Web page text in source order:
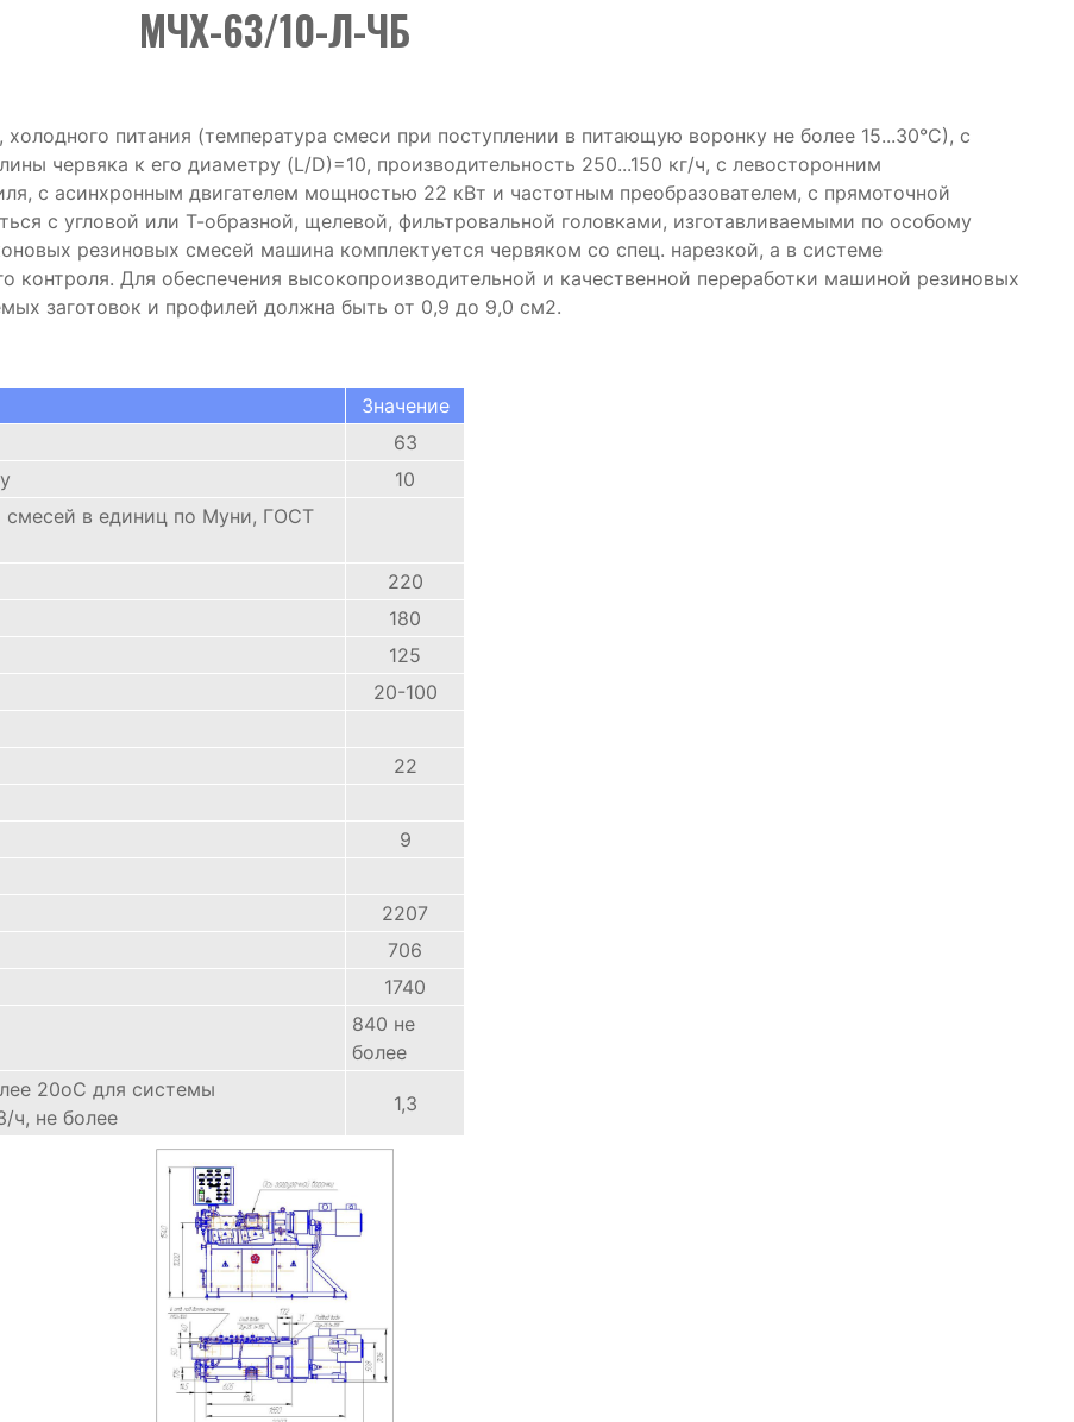
МЧХ-63/10-Л-ЧБ
питания (температура смеси при поступлении в питающую воронку не более 15...30°С), с
червяка к его диаметру (L/D)=10, производительность 250...150 кг/ч, с левосторонним
с асинхронным двигателем мощностью 22 кВт и частотным преобразователем, с прямоточной
с угловой или Т-образной, щелевой, фильтровальной головками, изготавливаемыми по особому
резиновых смесей машина комплектуется червяком со спец. нарезкой, а в системе
контроля. Для обеспечения высокопроизводительной и качественной переработки машиной резиновых
заготовок и профилей должна быть от 0,9 до 9,0 см2.
Значение
63
10
смесей в единиц по Муни, ГОСТ
220
180
125
20-100
22
9
2207
706
1740
840 не
более
20оС для системы
ч, не более
1,3